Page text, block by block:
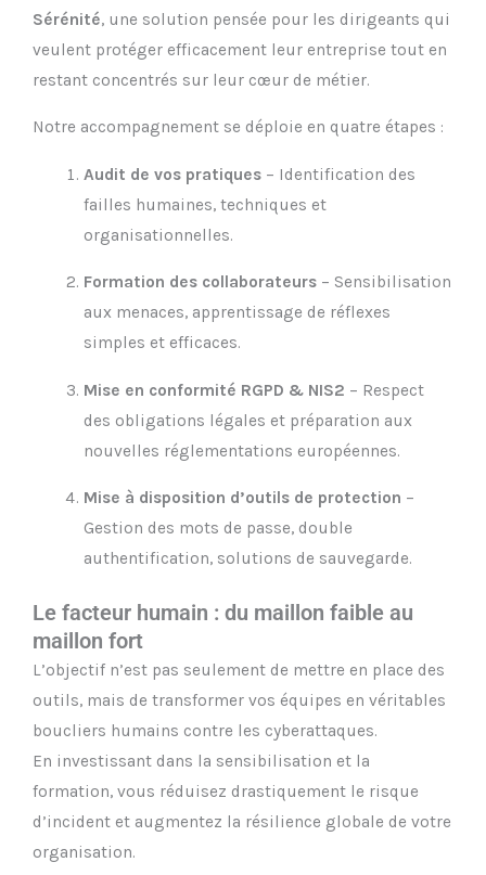
Sérénité, une solution pensée pour les dirigeants qui
veulent protéger efficacement leur entreprise tout en
restant concentrés sur leur cœur de métier.
Notre accompagnement se déploie en quatre étapes :
Audit de vos pratiques– Identification des
failles humaines, techniques et
organisationnelles.
Formation des collaborateurs– Sensibilisation
aux menaces, apprentissage de réflexes
simples et efficaces.
Mise en conformité RGPD & NIS2 – Respect
des obligations légales et préparation aux
nouvelles réglementations européennes.
Mise à disposition d’outils de protection –
Gestion des mots de passe, double
authentification, solutions de sauvegarde.
Le facteur humain : du maillon faible au
maillon fort
L’objectif n’est pas seulement de mettre en place des
outils, mais de transformer vos équipes en véritables
boucliers humains contre les cyberattaques.
En investissant dans la sensibilisation et la
formation, vous réduisez drastiquement le risque
d’incident et augmentez la résilience globale de votre
organisation.